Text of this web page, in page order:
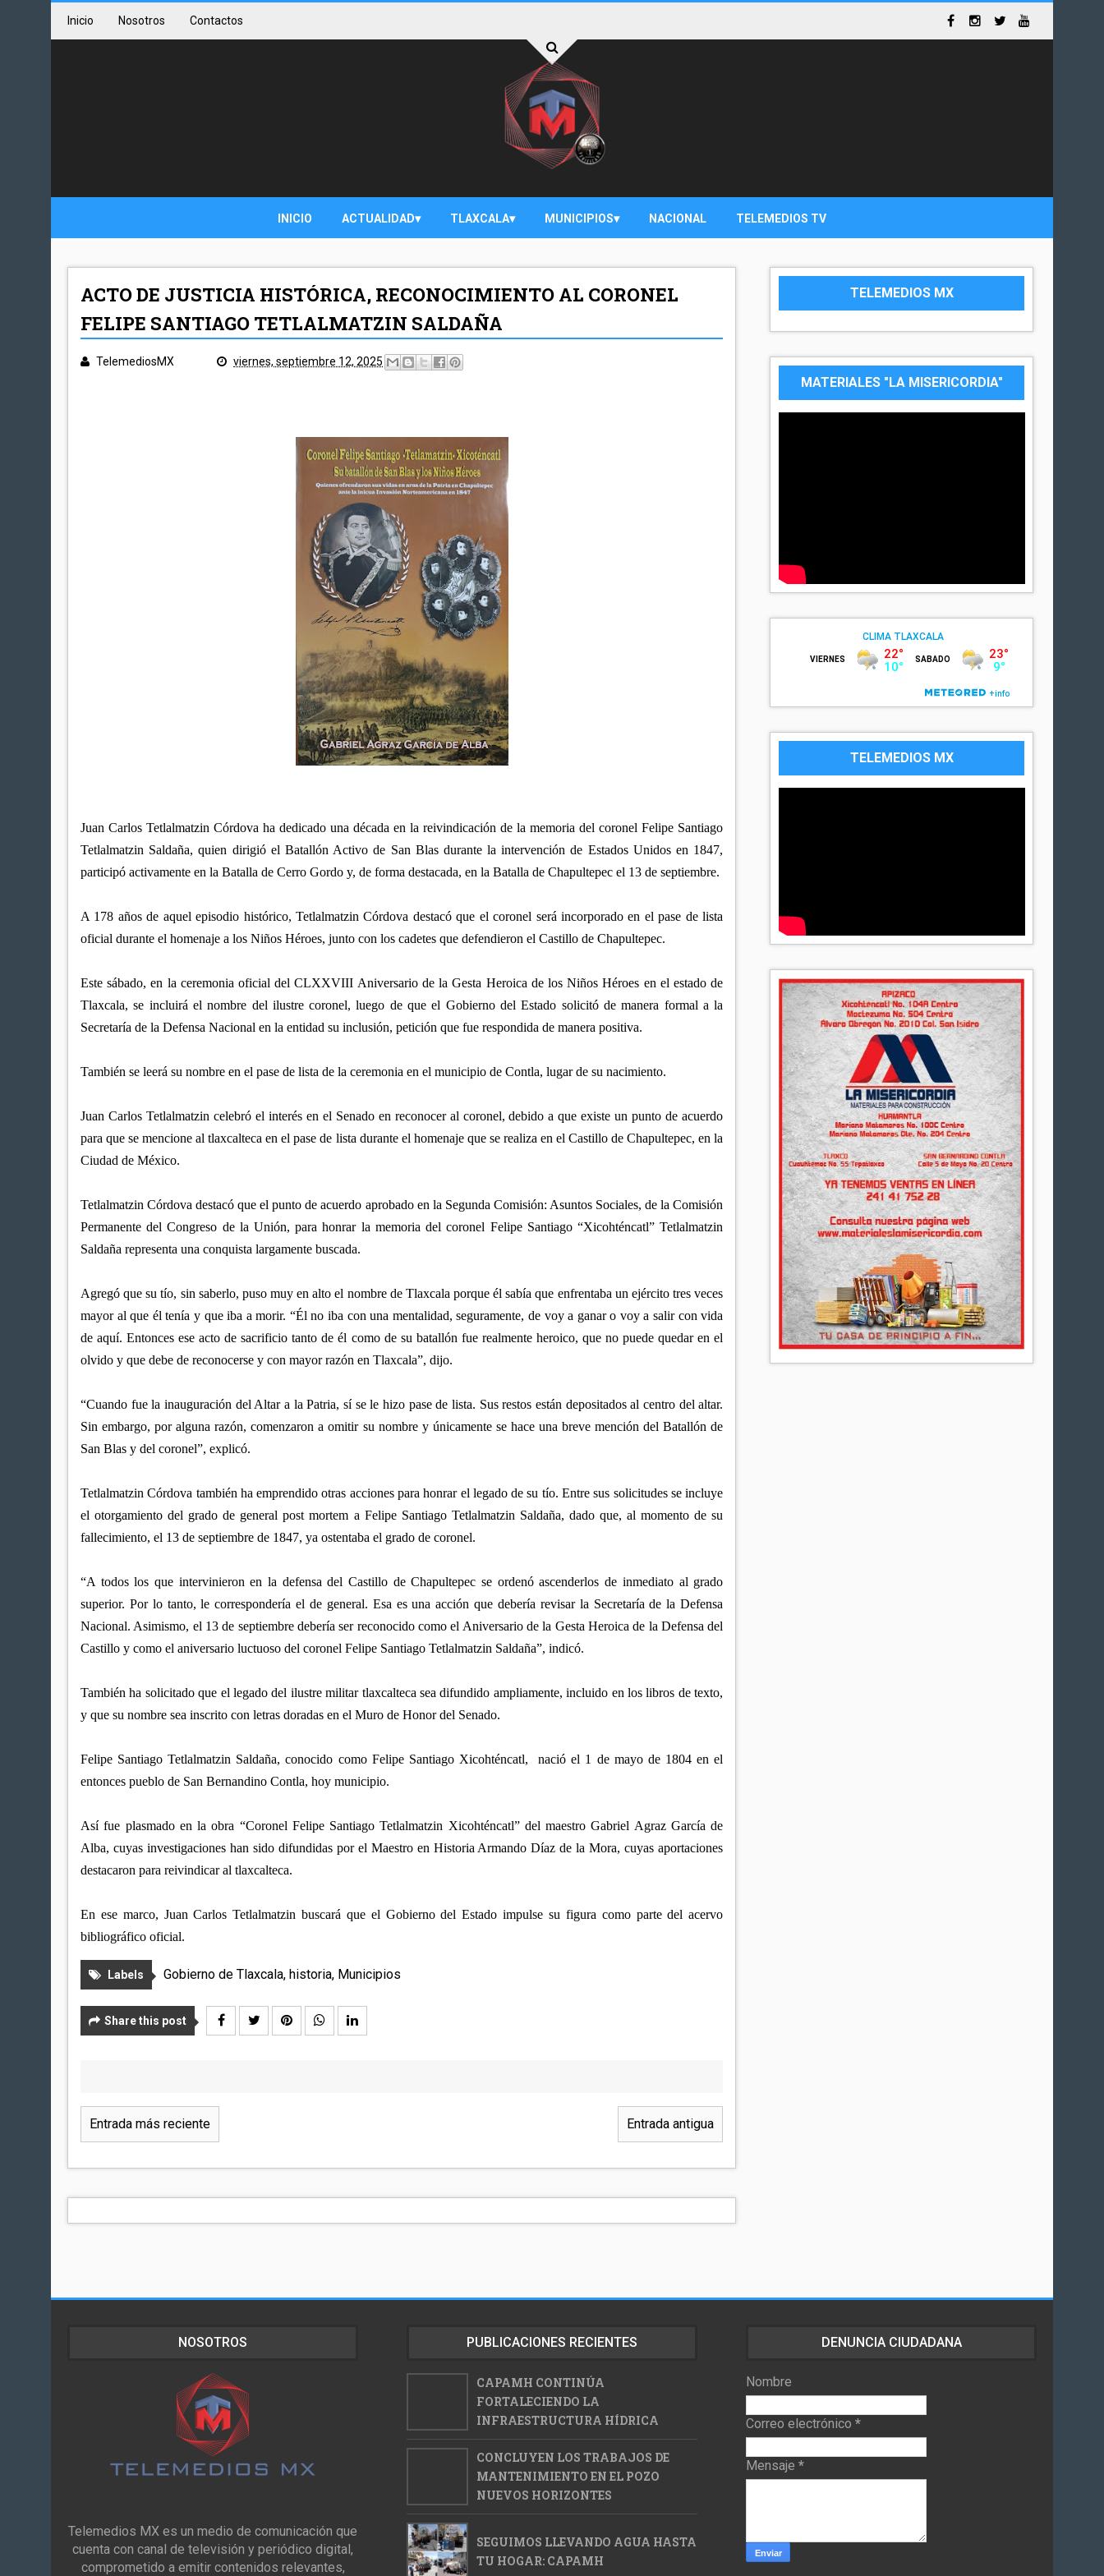
Inicio Nosotros Contactos
INICIO ACTUALIDAD TLAXCALA MUNICIPIOS NACIONAL TELEMEDIOS TV
ACTO DE JUSTICIA HISTÓRICA, RECONOCIMIENTO AL CORONEL
FELIPE SANTIAGO TETLALMATZIN SALDAÑA
TelemediosMX viernes, septiembre 12, 2025
Juan Carlos Tetlalmatzin Córdova ha dedicado una década en la reivindicación de la memoria del coronel Felipe Santiago
Tetlalmatzin Saldaña, quien dirigió el Batallón Activo de San Blas durante la intervención de Estados Unidos en 1847,
participó activamente en la Batalla de Cerro Gordo y, de forma destacada, en la Batalla de Chapultepec el 13 de septiembre.
A 178 años de aquel episodio histórico, Tetlalmatzin Córdova destacó que el coronel será incorporado en el pase de lista
oficial durante el homenaje a los Niños Héroes, junto con los cadetes que defendieron el Castillo de Chapultepec.
Este sábado, en la ceremonia oficial del CLXXVIII Aniversario de la Gesta Heroica de los Niños Héroes en el estado de
Tlaxcala, se incluirá el nombre del ilustre coronel, luego de que el Gobierno del Estado solicitó de manera formal a la
Secretaría de la Defensa Nacional en la entidad su inclusión, petición que fue respondida de manera positiva.
También se leerá su nombre en el pase de lista de la ceremonia en el municipio de Contla, lugar de su nacimiento.
Juan Carlos Tetlalmatzin celebró el interés en el Senado en reconocer al coronel, debido a que existe un punto de acuerdo
para que se mencione al tlaxcalteca en el pase de lista durante el homenaje que se realiza en el Castillo de Chapultepec, en la
Ciudad de México.
Tetlalmatzin Córdova destacó que el punto de acuerdo aprobado en la Segunda Comisión: Asuntos Sociales, de la Comisión
Permanente del Congreso de la Unión, para honrar la memoria del coronel Felipe Santiago “Xicohténcatl” Tetlalmatzin
Saldaña representa una conquista largamente buscada.
Agregó que su tío, sin saberlo, puso muy en alto el nombre de Tlaxcala porque él sabía que enfrentaba un ejército tres veces
mayor al que él tenía y que iba a morir. “Él no iba con una mentalidad, seguramente, de voy a ganar o voy a salir con vida
de aquí. Entonces ese acto de sacrificio tanto de él como de su batallón fue realmente heroico, que no puede quedar en el
olvido y que debe de reconocerse y con mayor razón en Tlaxcala”, dijo.
“Cuando fue la inauguración del Altar a la Patria, sí se le hizo pase de lista. Sus restos están depositados al centro del altar.
Sin embargo, por alguna razón, comenzaron a omitir su nombre y únicamente se hace una breve mención del Batallón de
San Blas y del coronel”, explicó.
Tetlalmatzin Córdova también ha emprendido otras acciones para honrar el legado de su tío. Entre sus solicitudes se incluye
el otorgamiento del grado de general post mortem a Felipe Santiago Tetlalmatzin Saldaña, dado que, al momento de su
fallecimiento, el 13 de septiembre de 1847, ya ostentaba el grado de coronel.
“A todos los que intervinieron en la defensa del Castillo de Chapultepec se ordenó ascenderlos de inmediato al grado
superior. Por lo tanto, le correspondería el de general. Esa es una acción que debería revisar la Secretaría de la Defensa
Nacional. Asimismo, el 13 de septiembre debería ser reconocido como el Aniversario de la Gesta Heroica de la Defensa del
Castillo y como el aniversario luctuoso del coronel Felipe Santiago Tetlalmatzin Saldaña”, indicó.
También ha solicitado que el legado del ilustre militar tlaxcalteca sea difundido ampliamente, incluido en los libros de texto,
y que su nombre sea inscrito con letras doradas en el Muro de Honor del Senado.
Felipe Santiago Tetlalmatzin Saldaña, conocido como Felipe Santiago Xicohténcatl, nació el 1 de mayo de 1804 en el
entonces pueblo de San Bernandino Contla, hoy municipio.
Así fue plasmado en la obra “Coronel Felipe Santiago Tetlalmatzin Xicohténcatl” del maestro Gabriel Agraz García de
Alba, cuyas investigaciones han sido difundidas por el Maestro en Historia Armando Díaz de la Mora, cuyas aportaciones
destacaron para reivindicar al tlaxcalteca.
En ese marco, Juan Carlos Tetlalmatzin buscará que el Gobierno del Estado impulse su figura como parte del acervo
bibliográfico oficial.
Labels Gobierno de Tlaxcala, historia, Municipios
Share this post
Entrada más reciente Entrada antigua
TELEMEDIOS MX
MATERIALES "LA MISERICORDIA"
TELEMEDIOS MX
NOSOTROS
Telemedios MX es un medio de comunicación que
cuenta con canal de televisión y periódico digital,
comprometido a emitir contenidos relevantes,
PUBLICACIONES RECIENTES
CAPAMH CONTINÚA
FORTALECIENDO LA
INFRAESTRUCTURA HÍDRICA
CONCLUYEN LOS TRABAJOS DE
MANTENIMIENTO EN EL POZO
NUEVOS HORIZONTES
SEGUIMOS LLEVANDO AGUA HASTA
TU HOGAR: CAPAMH
DENUNCIA CIUDADANA
Nombre
Correo electrónico *
Mensaje *